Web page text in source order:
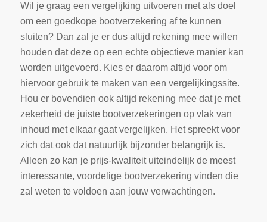
Wil je graag een vergelijking uitvoeren met als doel
om een goedkope bootverzekering af te kunnen
sluiten? Dan zal je er dus altijd rekening mee willen
houden dat deze op een echte objectieve manier kan
worden uitgevoerd. Kies er daarom altijd voor om
hiervoor gebruik te maken van een vergelijkingssite.
Hou er bovendien ook altijd rekening mee dat je met
zekerheid de juiste bootverzekeringen op vlak van
inhoud met elkaar gaat vergelijken. Het spreekt voor
zich dat ook dat natuurlijk bijzonder belangrijk is.
Alleen zo kan je prijs-kwaliteit uiteindelijk de meest
interessante, voordelige bootverzekering vinden die
zal weten te voldoen aan jouw verwachtingen.